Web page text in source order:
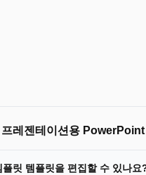
레젠테이션용
릿 템플릿을 편집할 수 있나요